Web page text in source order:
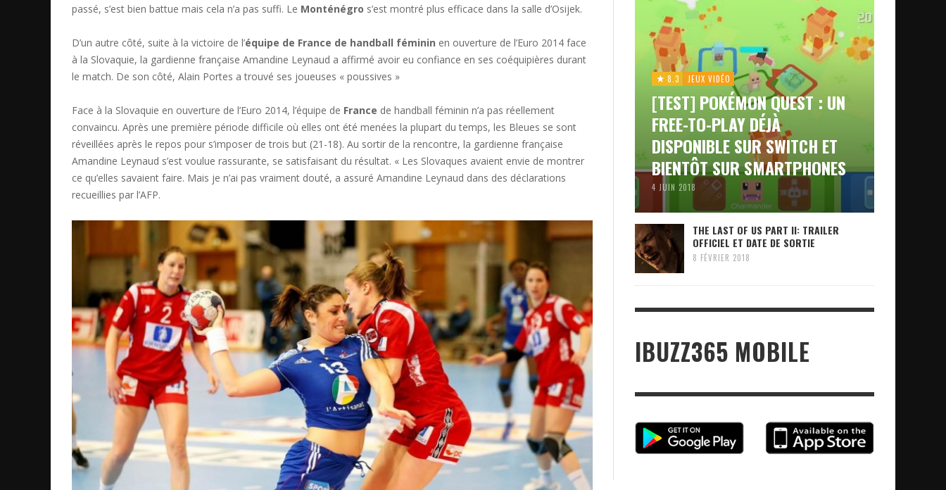
passé, s’est bien battue mais cela n’a pas suffi. Le Monténégro s’est montré plus efficace dans la salle d’Osijek.
D’un autre côté, suite à la victoire de l’équipe de France de handball féminin en ouverture de l’Euro 2014 face
à la Slovaquie, la gardienne française Amandine Leynaud a affirmé avoir eu confiance en ses coéquipières durant
le match. De son côté, Alain Portes a trouvé ses joueuses « poussives »
Face à la Slovaquie en ouverture de l’Euro 2014, l’équipe de France de handball féminin n’a pas réellement
convaincu. Après une première période difficile où elles ont été menées la plupart du temps, les Bleues se sont
réveillées après le repos pour s’imposer de trois but (21-18). Au sortir de la rencontre, la gardienne française
Amandine Leynaud s’est voulue rassurante, se satisfaisant du résultat. « Les Slovaques avaient envie de montrer
ce qu’elles savaient faire. Mais je n’ai pas vraiment douté, a assuré Amandine Leynaud dans des déclarations
recueillies par l’AFP.
8.3 JEUX VIDÉO
[TEST] POKÉMON QUEST : UN
FREE-TO-PLAY DÉJÀ
DISPONIBLE SUR SWITCH ET
BIENTÔT SUR SMARTPHONES
4 JUIN 2018
THE LAST OF US PART II: TRAILER
OFFICIEL ET DATE DE SORTIE
8 FÉVRIER 2018
IBUZZ365 MOBILE